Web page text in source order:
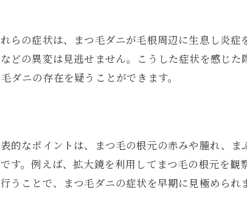
け方のコツ
方徹底解説
ックのコツ
を見逃さない
な観察ポイント
らの症状は、まつ毛ダニが毛根周辺に生息し炎症
どの異変は見逃せません。こうした症状を感じた
ダニの存在を疑うことができます。
的なポイントは、まつ毛の根元の赤みや腫れ、ま
。例えば、拡大鏡を利用してまつ毛の根元を観
ことで、まつ毛ダニの症状を早期に見極められま